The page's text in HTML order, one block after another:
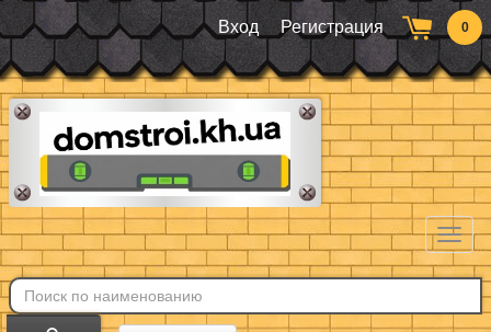
Вход Регистрация 0